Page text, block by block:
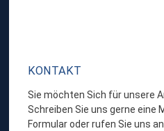
KONTAKT
Sie möchten Sich für unsere
Schreiben Sie uns gerne eine
Formular oder rufen Sie uns an.